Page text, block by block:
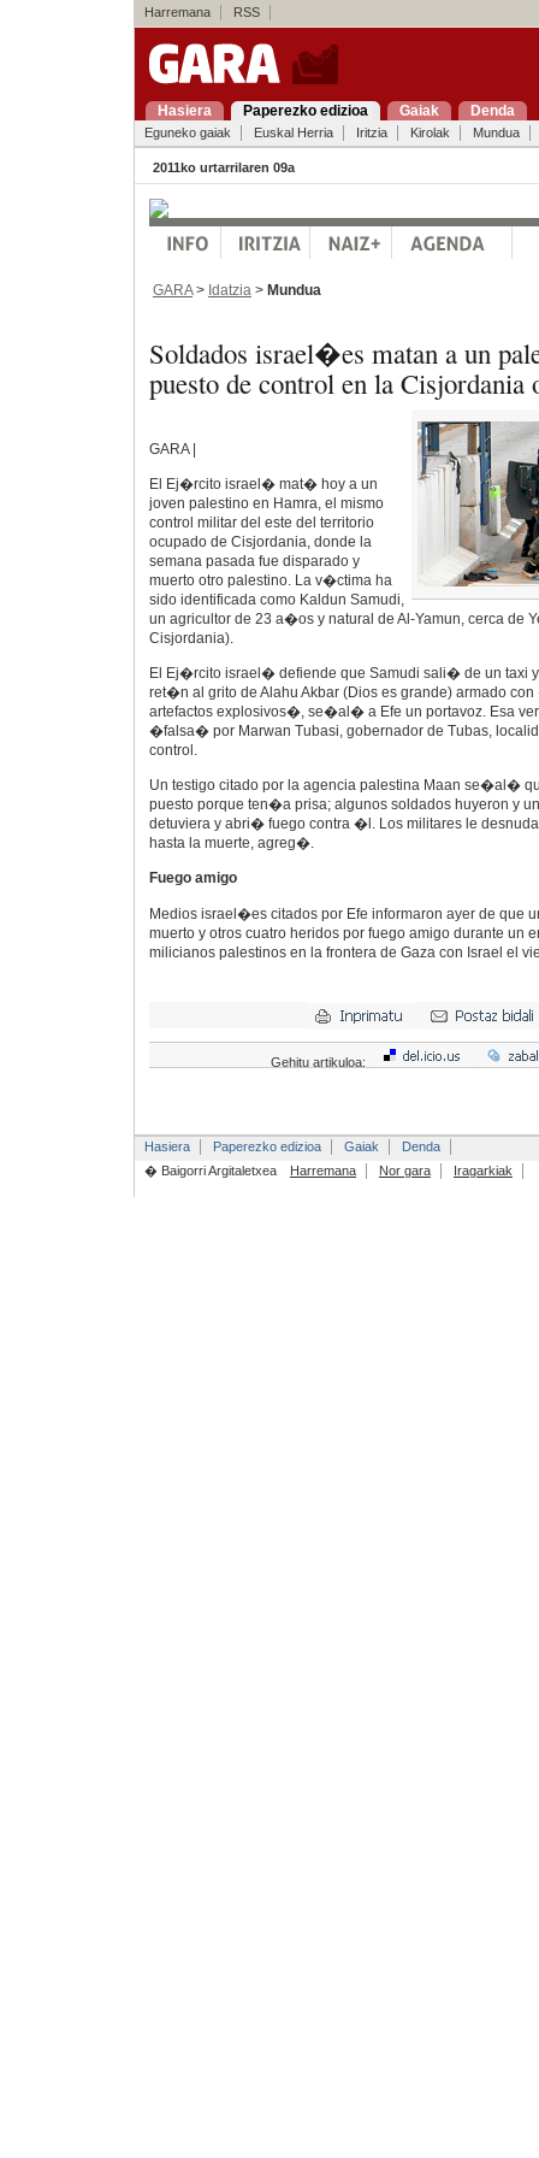
Harremana RSS
Hasiera Paperezko edizioa Gaiak Denda
Eguneko gaiak Euskal Herria Iritzia Kirolak Mundua
2011ko urtarrilaren 09a
GARA> Idatzia > Mundua
Soldados israel�es matan a un
puesto de control en la Cisjordania
GARA |
El Ej�rcito israel� mat� hoy a un
joven palestino en Hamra, el mismo
control militar del este del territorio
ocupado de Cisjordania, donde la
semana pasada fue disparado y
muerto otro palestino. La v�ctima ha
sido identificada como Kaldun Samudi,
un agricultor de 23 a�os y natural de Al-Yamun, cerca de
Cisjordania).
El Ej�rcito israel� defiende que Samudi sali� de un taxi
ret�n al grito de Alahu Akbar (Dios es grande) armado
artefactos explosivos�, se�al� a Efe un portavoz. Esa
�falsa� por Marwan Tubasi, gobernador de Tubas,
control.
Un testigo citado por la agencia palestina Maan se�al�
puesto porque ten�a prisa; algunos soldados huyeron y
detuviera y abri� fuego contra �l. Los militares le
hasta la muerte, agreg�.
Fuego amigo
Medios israel�es citados por Efe informaron ayer de que
muerto y otros cuatro heridos por fuego amigo durante un
milicianos palestinos en la frontera de Gaza con Israel el
Gehitu artikuloa:
Hasiera Paperezko edizioa Gaiak
Denda
� Baigorri Argitaletxea
Harremana Nor gara Iragarkiak